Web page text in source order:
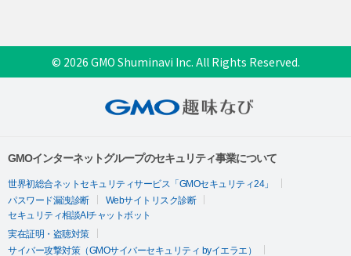
© 2026 GMO Shuminavi Inc. All Rights Reserved.